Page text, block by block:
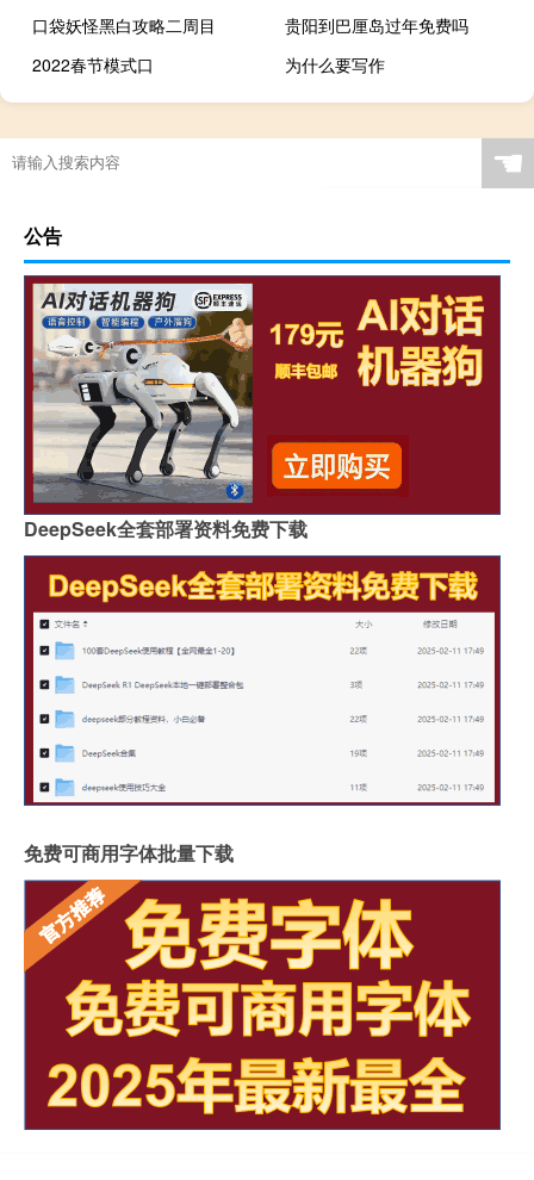
口袋妖怪黑白攻略二周目
贵阳到巴厘岛过年免费吗
2022春节模式口
为什么要写作
☚
公告
DeepSeek全套部署资料免费下载
免费可商用字体批量下载